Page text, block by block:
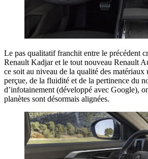
Le pas qualitatif franchit entre le précédent
Renault Kadjar et le tout nouveau Renault
ce soit au niveau de la qualité des matériaux
perçue, de la fluidité et de la pertinence du
d’infotainement (développé avec Google),
planètes sont désormais alignées.